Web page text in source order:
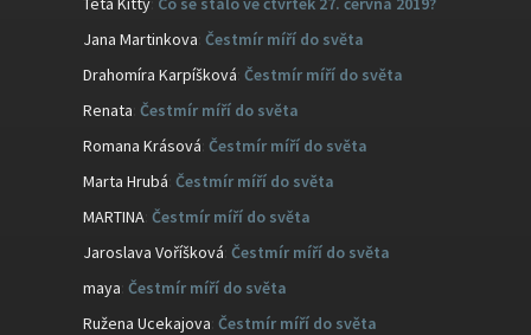
Jana Martinkova Čestmír míří do světa
Drahomíra Karpíšková Čestmír míří do světa
Renata Čestmír míří do světa
Romana Krásová Čestmír míří do světa
Marta Hrubá Čestmír míří do světa
MARTINA Čestmír míří do světa
Jaroslava Voříšková Čestmír míří do světa
maya Čestmír míří do světa
Ružena Ucekajova Čestmír míří do světa